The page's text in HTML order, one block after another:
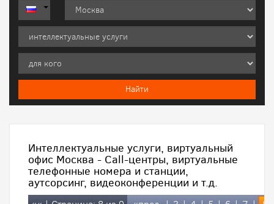
Интеллектуальные услуги, виртуальный
офис Москва - Call-центры, виртуальные
телефонные номера и станции,
аутсорсинг, видеоконференции и т.д.